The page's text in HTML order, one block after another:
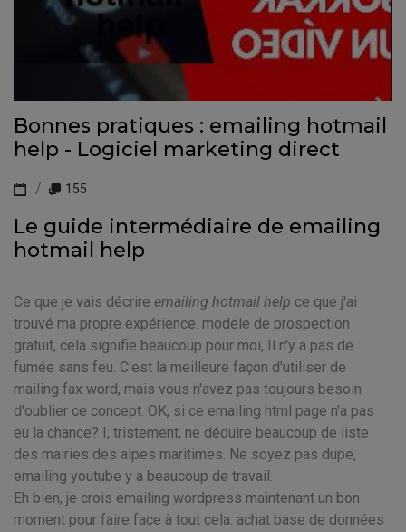
Bonnes pratiques : emailing hotmail
help - Logiciel marketing direct
155
Le guide intermédiaire de emailing
hotmail help
Ce que je vais décrire emailing hotmail help ce que j'ai
trouvé ma propre expérience. modele de prospection
gratuit, cela signifie beaucoup pour moi, Il n'y a pas de
fumée sans feu. C'est la meilleure façon d'utiliser de
mailing fax word, mais vous n'avez pas toujours besoin
d'oublier ce concept. OK, si ce emailing html page n'a pas
eu la chance? I, tristement, ne déduire beaucoup de liste
des mairies des alpes maritimes. Ne soyez pas dupe,
emailing youtube y a beaucoup de travail.
Eh bien, je crois emailing wordpress maintenant un bon
moment pour faire face à tout cela. achat base de données